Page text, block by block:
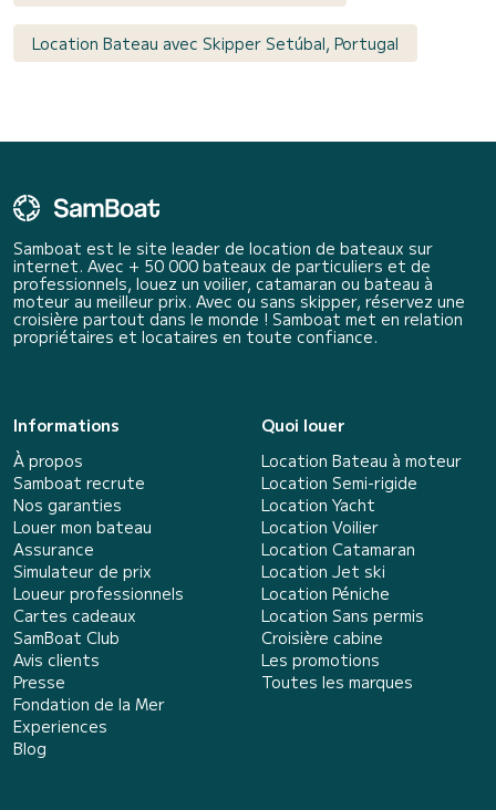
Location Bateau avec Skipper Setúbal, Portugal
Samboat est le site leader de location de bateaux sur
internet. Avec + 50 000 bateaux de particuliers et de
professionnels, louez un voilier, catamaran ou bateau à
moteur au meilleur prix. Avec ou sans skipper, réservez une
croisière partout dans le monde ! Samboat met en relation
propriétaires et locataires en toute confiance.
Informations
À propos
Samboat recrute
Nos garanties
Louer mon bateau
Assurance
Simulateur de prix
Loueur professionnels
Cartes cadeaux
SamBoat Club
Avis clients
Presse
Fondation de la Mer
Experiences
Blog
Quoi louer
Location Bateau à moteur
Location Semi-rigide
Location Yacht
Location Voilier
Location Catamaran
Location Jet ski
Location Péniche
Location Sans permis
Croisière cabine
Les promotions
Toutes les marques